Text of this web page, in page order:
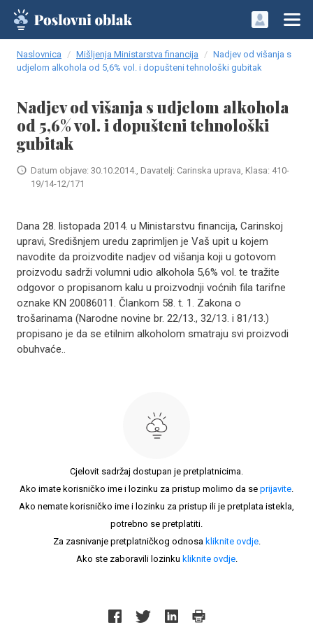
Naslovnica Mišljenja Ministarstva financija
Nadjev od višanja s
udjelom alkohola od 5,6% vol. i dopušteni tehnološki gubitak
Nadjev od višanja s udjelom alkohola
od 5,6% vol. i dopušteni tehnološki
gubitak
Datum objave: 30.10.2014., Davatelj: Carinska uprava, Klasa: 410-
19/14-12/171
Dana 28. listopada 2014. u Ministarstvu financija, Carinskoj
upravi, Središnjem uredu zaprimljen je Vaš upit u kojem
navodite da proizvodite nadjev od višanja koji u gotovom
proizvodu sadrži volumni udio alkohola 5,6% vol. te tražite
odgovor o propisanom kalu u proizvodnji voćnih fila tarifne
oznake KN 20086011. Člankom 58. t. 1. Zakona o
trošarinama (Narodne novine br. 22/13., 32/13. i 81/13.)
propisano je da se etilnim alkoholom smatraju svi proizvodi
obuhvaće..
Cjelovit sadržaj dostupan je pretplatnicima.
Ako imate korisničko ime i lozinku za pristup molimo da se prijavite.
Ako nemate korisničko ime i lozinku za pristup ili je pretplata istekla,
potrebno se pretplatiti.
Za zasnivanje pretplatničkog odnosa kliknite ovdje.
Ako ste zaboravili lozinku kliknite ovdje.